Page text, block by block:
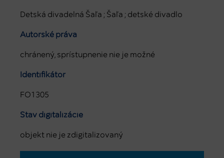
Detská divadelná Šaľa ; Šaľa ; detské divadlo
Autorské práva
chránený, sprístupnenie nie je možné
Identifikátor
FO1305
Stav digitalizácie
objekt nie je zdigitalizovaný